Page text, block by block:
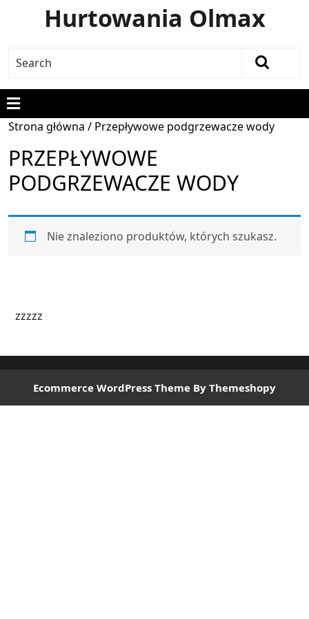
Hurtowania Olmax
Strona główna / Przepływowe podgrzewacze wody
PRZEPŁYWOWE
PODGRZEWACZE WODY
Nie znaleziono produktów, których szukasz.
zzzzz
Ecommerce WordPress Theme By Themeshopy